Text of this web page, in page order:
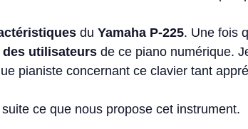
du Yamaha P-225. Une fois
des utilisateurs de ce piano numérique.
pianiste concernant ce clavier tant
ce que nous propose cet instrument.